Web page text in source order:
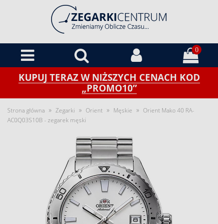
0
KUPUJ TERAZ W NIŻSZYCH CENACH KOD
„PROMO10”
Strona główna » Zegarki » Orient » Męskie » Orient Mako 40 RA-
AC0Q03S10B - zegarek męski